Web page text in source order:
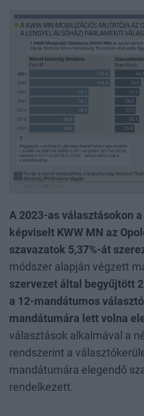
A 2023-as választásokon
képviselt KWW MN az
szavazatok 5,37%-át
módszer alapján végzett
szervezet által begyűjtött
a 12-mandátumos
mandátumára lett volna
választások alkalmával a
rendszerint a
mandátumára elegendő
rendelkezett.